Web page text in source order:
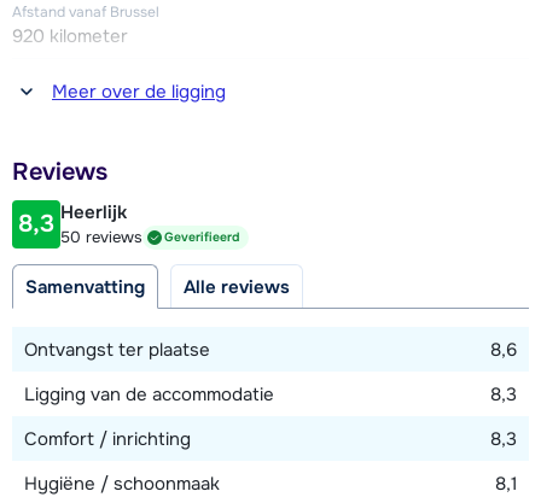
appartementen).
Afstand vanaf Brussel
920 kilometer
Afstand tot winkel(s)
150 meter
150 meter
Afstand tot piste
50 meter
Meer over de ligging
Reviews
8,3 Heerlijk
50 reviews Geverifieerd
Samenvatting Alle reviews
Ontvangst ter plaatse
8,6
Ligging van de accommodatie
8,3
Comfort / inrichting
8,3
Hygiëne / schoonmaak
8,1